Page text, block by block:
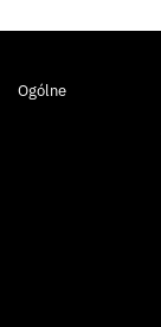
Ogólne